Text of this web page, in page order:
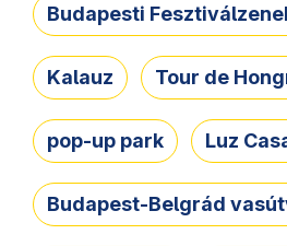
Budapesti
Kalauz Tour de
pop-up park Luz
Budapest-Belgrád